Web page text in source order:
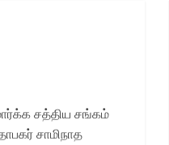
சத்திய சங்கம்
சாமிநாத